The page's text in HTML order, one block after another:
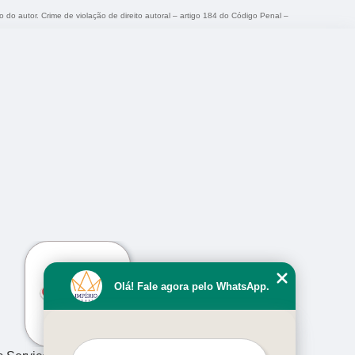
autor. Crime de violação de direito autoral – artigo 184 do Código Penal –
›
Olá! Fale agora pelo WhatsApp.